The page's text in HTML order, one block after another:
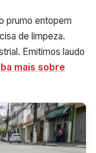
prumo entopem
de limpeza.
Emitimos laudo
mais sobre